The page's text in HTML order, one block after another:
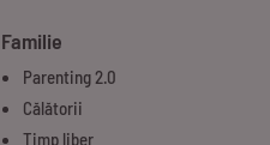
Familie
Parenting 2.0
Călătorii
Timp liber